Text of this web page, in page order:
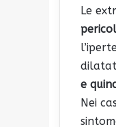
Le
e
Nei